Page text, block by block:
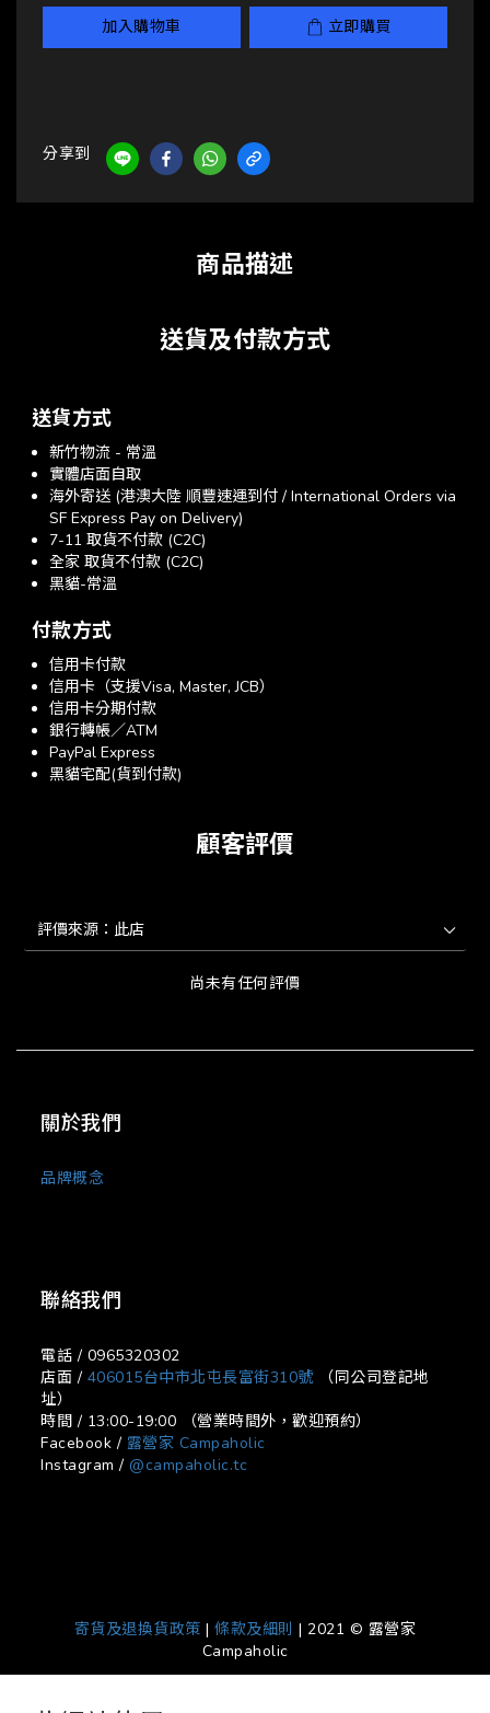
加入購物車 立即購買
分享到
商品描述
送貨及付款方式
送貨方式
新竹物流 - 常溫
實體店面自取
海外寄送 (港澳大陸 順豐速運到付 / International Orders via
SF Express Pay on Delivery)
7-11 取貨不付款 (C2C)
全家 取貨不付款 (C2C)
黑貓-常溫
付款方式
信用卡付款
信用卡（支援Visa, Master, JCB）
信用卡分期付款
銀行轉帳／ATM
PayPal Express
黑貓宅配(貨到付款)
顧客評價
尚未有任何評價
關於我們
品牌概念
聯絡我們
電話 / 0965320302
店面 / 406015台中市北屯長富街310號（同公司登記地
址）
時間 / 13:00-19:00 （營業時間外，歡迎預約）
Facebook / 露營家 Campaholic
Instagram / @campaholic.tc
寄貨及退換貨政策 |條款及細則 | 2021 © 露營家
Campaholic